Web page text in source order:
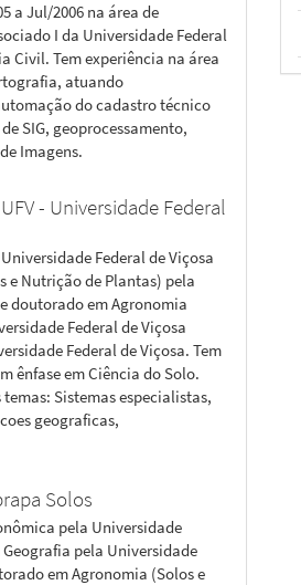
a Jul/2006 na área de
I da Universidade Federal
Civil. Tem experiência na área
atuando
do cadastro técnico
SIG, geoprocessamento,
Imagens.
UFV - Universidade Federal
Federal de Viçosa
e Nutrição de Plantas) pela
doutorado em Agronomia
Federal de Viçosa
Federal de Viçosa. Tem
ênfase em Ciência do Solo.
Sistemas especialistas,
geograficas,
Solos
pela Universidade
pela Universidade
em Agronomia (Solos e